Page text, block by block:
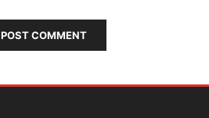
POST COMMENT